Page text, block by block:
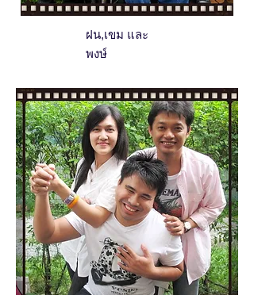
ฝน,เขม และ
พงษ์